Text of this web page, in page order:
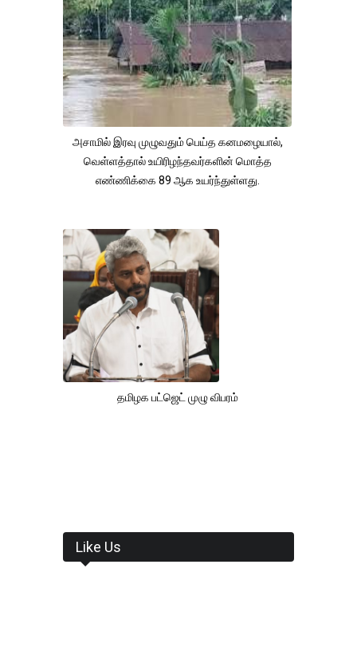
அசாமில் இரவு முழுவதும் பெய்த கனமழையால்,
வெள்ளத்தால் உயிரிழந்தவர்களின் மொத்த
எண்ணிக்கை 89 ஆக உயர்ந்துள்ளது.
தமிழக பட்ஜெட் முழு விபரம்
Like Us